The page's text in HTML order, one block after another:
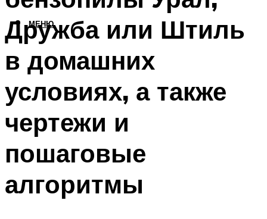
МЕНЮ
Дружба или Штиль
в домашних
условиях, а также
чертежи и
пошаговые
алгоритмы